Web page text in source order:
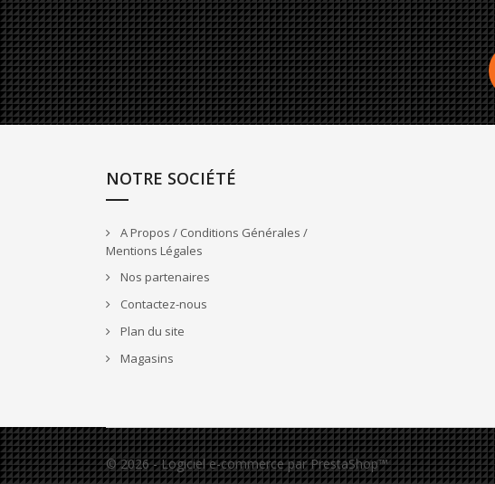
NOTRE SOCIÉTÉ
A Propos / Conditions Générales /
Mentions Légales
Nos partenaires
Contactez-nous
Plan du site
Magasins
© 2026 - Logiciel e-commerce par PrestaShop™